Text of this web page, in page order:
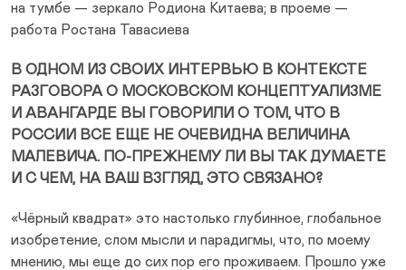
на тумбе — зеркало Родиона Китаева; в проеме —
работа Ростана Тавасиева
В ОДНОМ ИЗ СВОИХ ИНТЕРВЬЮ В КОНТЕКСТЕ
РАЗГОВОРА О МОСКОВСКОМ КОНЦЕПТУАЛИЗМЕ
И АВАНГАРДЕ ВЫ ГОВОРИЛИ О ТОМ, ЧТО В
РОССИИ ВСЕ ЕЩЕ НЕ ОЧЕВИДНА ВЕЛИЧИНА
МАЛЕВИЧА. ПО-ПРЕЖНЕМУ ЛИ ВЫ ТАК ДУМАЕТЕ
И С ЧЕМ, НА ВАШ ВЗГЛЯД, ЭТО СВЯЗАНО?
«Чёрный квадрат» это настолько глубинное, глобальное
изобретение, слом мысли и парадигмы, что, по моему
мнению, мы еще до сих пор его проживаем. Прошло уже